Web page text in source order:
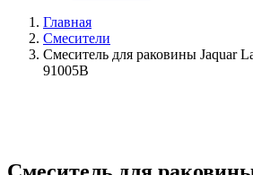
Главная
Смесители
Смеситель для раковины Jaquar
91005B